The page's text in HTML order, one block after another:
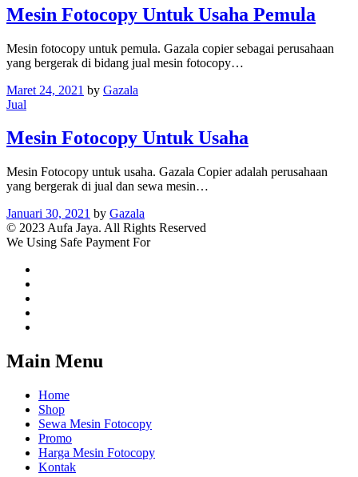
Mesin Fotocopy Untuk Usaha Pemula
Mesin fotocopy untuk pemula. Gazala copier sebagai perusahaan
yang bergerak di bidang jual mesin fotocopy…
Maret 24, 2021 by Gazala
Jual
Mesin Fotocopy Untuk Usaha
Mesin Fotocopy untuk usaha. Gazala Copier adalah perusahaan
yang bergerak di jual dan sewa mesin…
Januari 30, 2021 by Gazala
© 2023 Aufa Jaya. All Rights Reserved
We Using Safe Payment For
Main Menu
Home
Shop
Sewa Mesin Fotocopy
Promo
Harga Mesin Fotocopy
Kontak